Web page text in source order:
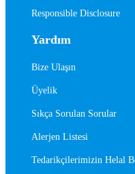
Responsible Disclosure
Yardım
Bize Ulaşın
Üyelik
Sıkça Sorulan Sorular
Alerjen Listesi
Tedarikçilerimizin Helal